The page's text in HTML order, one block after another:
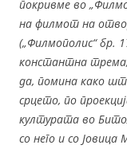
e
b
o
o
k
er l
покривме во
на филмот на
(„Филмополис“ бр.
константна
да, помина како
срцето, по
културата во
со него и со